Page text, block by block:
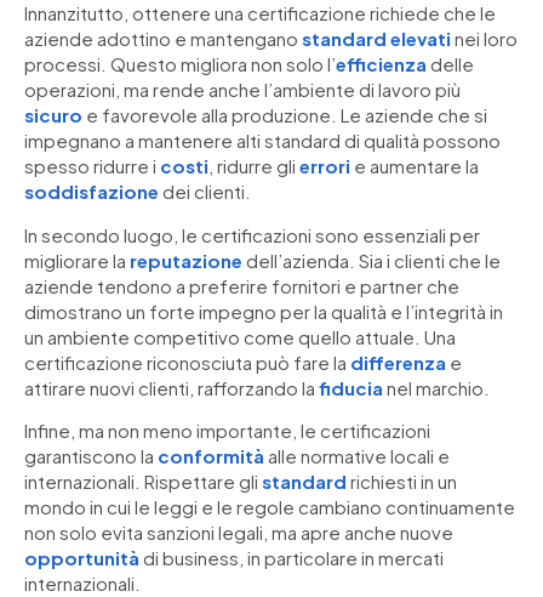
Innanzitutto, ottenere una certificazione richiede che le
aziende adottino e mantengano standard elevati nei loro
processi. Questo migliora non solo l’efficienza delle
operazioni, ma rende anche l’ambiente di lavoro più
sicuro e favorevole alla produzione. Le aziende che si
impegnano a mantenere alti standard di qualità possono
spesso ridurre i costi , ridurre gli errori e aumentare la
soddisfazione dei clienti.
In secondo luogo, le certificazioni sono essenziali per
migliorare la reputazione dell’azienda. Sia i clienti che le
aziende tendono a preferire fornitori e partner che
dimostrano un forte impegno per la qualità e l’integrità in
un ambiente competitivo come quello attuale. Una
certificazione riconosciuta può fare la differenza e
attirare nuovi clienti, rafforzando la fiducia nel marchio.
Infine, ma non meno importante, le certificazioni
garantiscono la conformità alle normative locali e
internazionali. Rispettare gli standard richiesti in un
mondo in cui le leggi e le regole cambiano continuamente
non solo evita sanzioni legali, ma apre anche nuove
opportunità di business, in particolare in mercati
internazionali.